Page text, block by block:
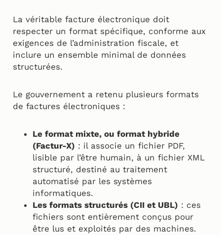
La véritable facture électronique doit
respecter un format spécifique, conforme aux
exigences de l’administration fiscale, et
inclure un ensemble minimal de données
structurées.
Le gouvernement a retenu plusieurs formats
de factures électroniques :
Le format mixte, ou format hybride
(Factur-X) : il associe un fichier PDF,
lisible par l’être humain, à un fichier XML
structuré, destiné au traitement
automatisé par les systèmes
informatiques.
Les formats structurés (CII et UBL) : ces
fichiers sont entièrement conçus pour
être lus et exploités par des machines.